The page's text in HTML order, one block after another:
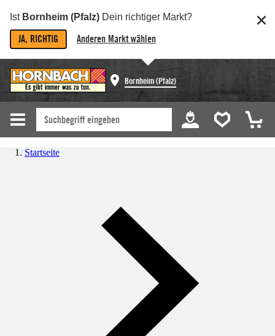
Ist Bornheim (Pfalz) Dein richtiger Markt?
JA, RICHTIG Anderen Markt wählen
Bornheim (Pfalz)
Startseite